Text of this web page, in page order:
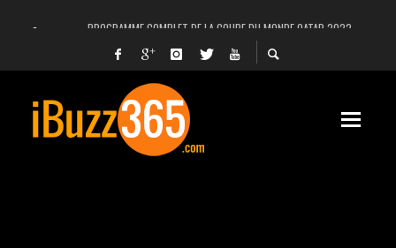
PROGRAMME COMPLET DE LA COUPE DU MONDE QATAR 2022
FACEBOOK, INSTAGRAM ET WHATSAPP HORS SERVICE! EST-CE UNE CYBER-
UNE VIDÉO 4K MONTRE LA PLANÈTE MARS EN ULTRA-HAUTE DÉFINITION
LANCEMENT DU PREMIER VOL HABITÉ DE SPACEX
DÉCÈS DE L’EX-PRÉSIDENT ZINE EL ABIDINE BEN ALI, SERA-T-IL ENTERRÉ EN